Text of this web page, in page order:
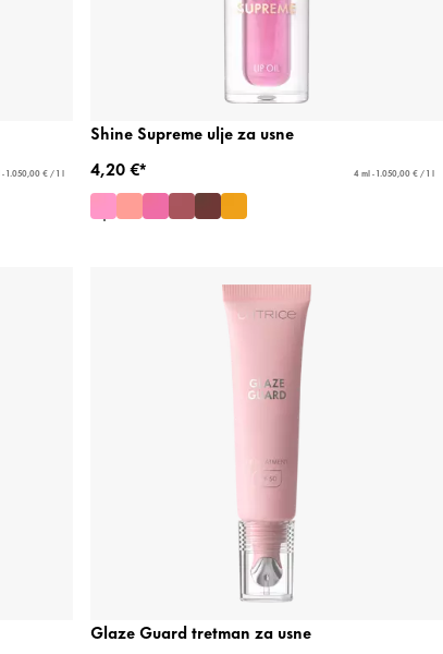
- 1.050,00 € / 1 l
Shine Supreme ulje za usne
4,20 €*
4 ml - 1.050,00 € / 1 l
Glaze Guard tretman za usne